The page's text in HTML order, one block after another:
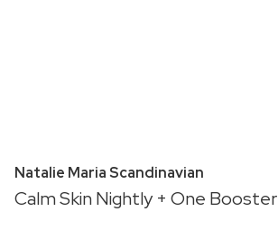
Natalie Maria Scandinavian
Calm Skin Nightly + One Booster